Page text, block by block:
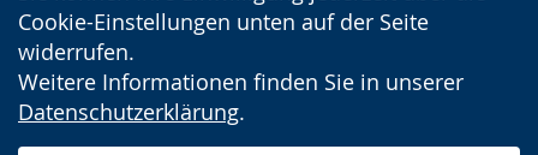
Cookie-Einstellungen unten auf der Seite
widerrufen.
Weitere Informationen finden Sie in unserer
Datenschutzerklärung.